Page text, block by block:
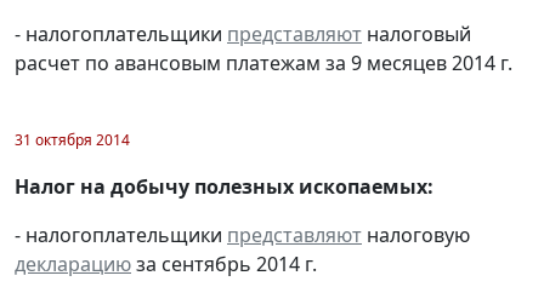
- налогоплательщики представляют налоговый
расчет по авансовым платежам за 9 месяцев 2014 г.
31 октября 2014
Налог на добычу полезных ископаемых:
- налогоплательщики представляют налоговую
декларациюза сентябрь 2014 г.